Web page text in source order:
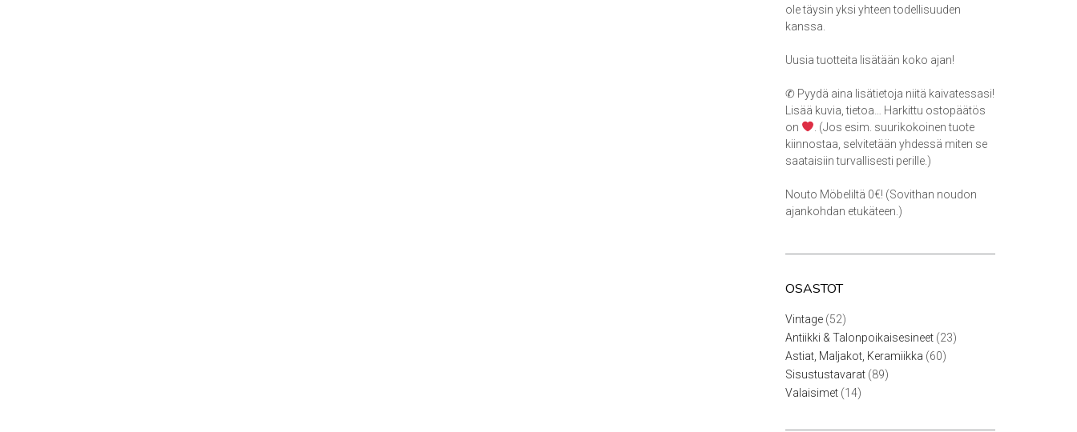
ole täysin yksi yhteen todellisuuden
kanssa.
Uusia tuotteita lisätään koko ajan!
✆ Pyydä aina lisätietoja niitä kaivatessasi!
Lisää kuvia, tietoa… Harkittu ostopäätös
on
. (Jos esim. suurikokoinen tuote
kiinnostaa, selvitetään yhdessä miten se
saataisiin turvallisesti perille.)
Nouto Möbeliltä 0€! (Sovithan noudon
ajankohdan etukäteen.)
OSASTOT
Vintage 5252
tuotetta
Antiikki & Talonpoikaisesineet 2323
Astiat, Maljakot, Keramiikka 6060
Sisustustavarat 8989
Valaisimet 1414